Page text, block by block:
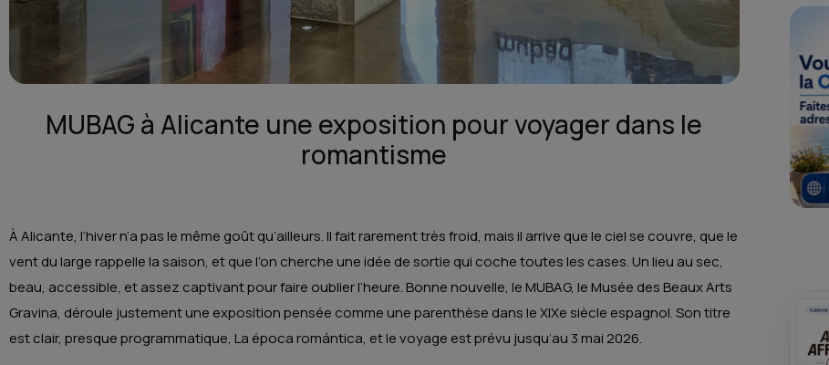
MUBAG à Alicante une exposition pour voyager dans le
romantisme
À Alicante, l’hiver n’a pas le même goût qu’ailleurs. Il fait rarement très froid, mais il arrive que le ciel se couvre, que le
vent du large rappelle la saison, et que l’on cherche une idée de sortie qui coche toutes les cases. Un lieu au sec,
beau, accessible, et assez captivant pour faire oublier l’heure. Bonne nouvelle, le MUBAG, le Musée des Beaux Arts
Gravina, déroule justement une exposition pensée comme une parenthèse dans le XIXe siècle espagnol. Son titre
est clair, presque programmatique, La época romántica, et le voyage est prévu jusqu’au 3 mai 2026.